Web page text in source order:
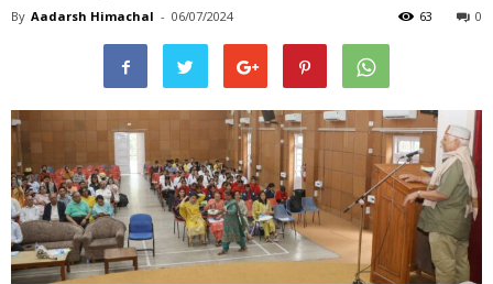
By Aadarsh Himachal - 06/07/2024 0
63